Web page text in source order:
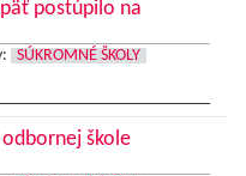
postúpilo na
SÚKROMNÉ ŠKOLY
škole